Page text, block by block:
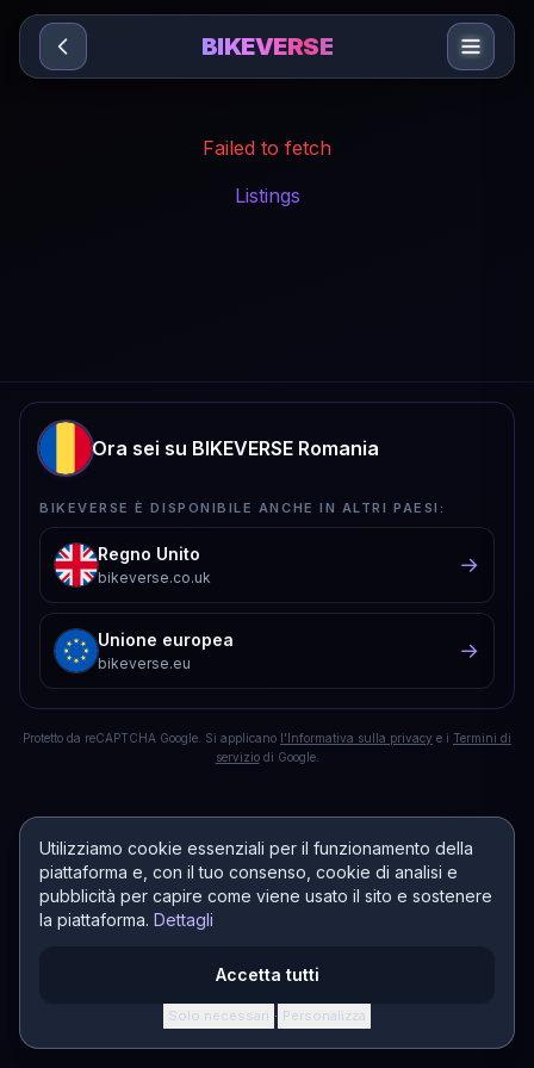
Sari la conținut
Utilizziamo cookie essenziali per il funzionamento della
piattaforma e, con il tuo consenso, cookie di analisi e
pubblicità per capire come viene usato il sito e sostenere
la piattaforma. Dettagli
Accetta tutti
Solo necessari · Personalizza
BIKEVERSE
Failed to fetch
Listings
Ora sei su BIKEVERSE Romania
BIKEVERSE È DISPONIBILE ANCHE IN ALTRI PAESI:
Regno Unito
bikeverse.co.uk
→
Unione europea
bikeverse.eu
→
Protetto da reCAPTCHA Google. Si applicano l'Informativa sulla privacy e i Termini di
serviziodi Google.